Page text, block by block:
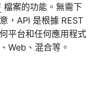
檔案的功能。無需下
，API 是根據 REST
平台和任何應用程式
Web、混合等。